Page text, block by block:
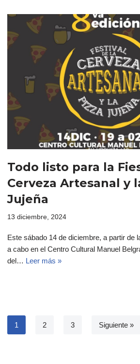
Todo listo para la
Cerveza Artesanal y
Jujeña
13 diciembre, 2024
Este sábado 14 de diciembre, a partir de
a cabo en el Centro Cultural Manuel
del… Leer más »
1 2 3 Siguiente »